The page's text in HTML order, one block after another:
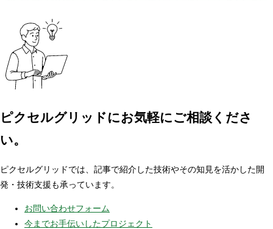
ピクセルグリッドにお気軽にご相談くださ
い。
ピクセルグリッドでは、記事で紹介した技術やその知見を活かした開
発・技術支援も承っています。
お問い合わせフォーム
今までお手伝いしたプロジェクト